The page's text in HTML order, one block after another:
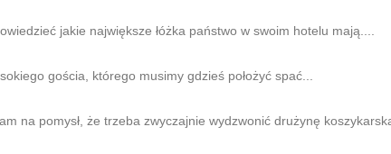
jakie największe łóżka państwo w swoim hotelu mają....
gościa, którego musimy gdzieś położyć spać...
na pomysł, że trzeba zwyczajnie wydzwonić drużynę